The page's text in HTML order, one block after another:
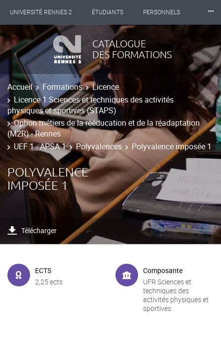
UNIVERSITÉ RENNES 2 ÉTUDIANTS PERSONNELS
INTERNATIONAL PROFESSIONNELS
LES NOUVELLES DE RENNES 2
⸱⸱⸱
CATALOGUE
DES FORMATIONS
Accueil Formations
Licence
Licence 1 Sciences et techniques des activités
physiques et sportives (STAPS)
Option métiers de la rééducation et de la réadaptation
(M2R) - Rennes
UEF 1 - APSA 1
Polyvalences Polyvalence imposée 1
POLYVALENCE
IMPOSÉE 1
Télécharger
ECTS
2,25 ects
Composante
UFR Sciences et
techniques des
activités physiques et
sportives